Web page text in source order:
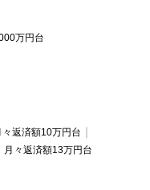
万円台
々返済額10万円台
月々返済額13万円台